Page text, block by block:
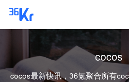
cocos
cocos最新快讯，36氪聚合所有